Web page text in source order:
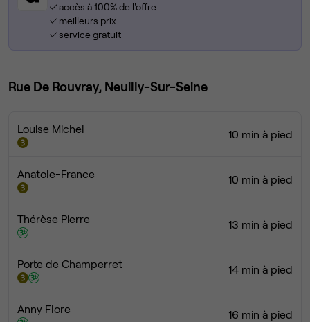
accès à 100% de l'offre
meilleurs prix
service gratuit
Rue De Rouvray, Neuilly-Sur-Seine
Louise Michel 10 min à pied
Anatole-France 10 min à pied
Thérèse Pierre 13 min à pied
Porte de Champerret 14 min à pied
Anny Flore 16 min à pied